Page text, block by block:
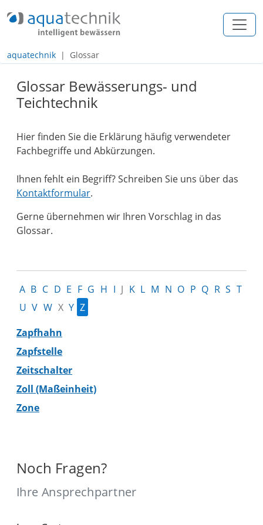
Navigation
Inhalt
aquatechnik Glossar
Glossar Bewässerungs- und
Teichtechnik
Hier finden Sie die Erklärung häufig verwendeter
Fachbegriffe und Abkürzungen.
Ihnen fehlt ein Begriff? Schreiben Sie uns über das
Kontaktformular.
Gerne übernehmen wir Ihren Vorschlag in das
Glossar.
A B C D E F G H I J K L M N O P Q R S T
U V W X Y Z
Zapfhahn
Zapfstelle
Zeitschalter
Zoll (Maßeinheit)
Zone
Noch Fragen?
Ihre Ansprechpartner